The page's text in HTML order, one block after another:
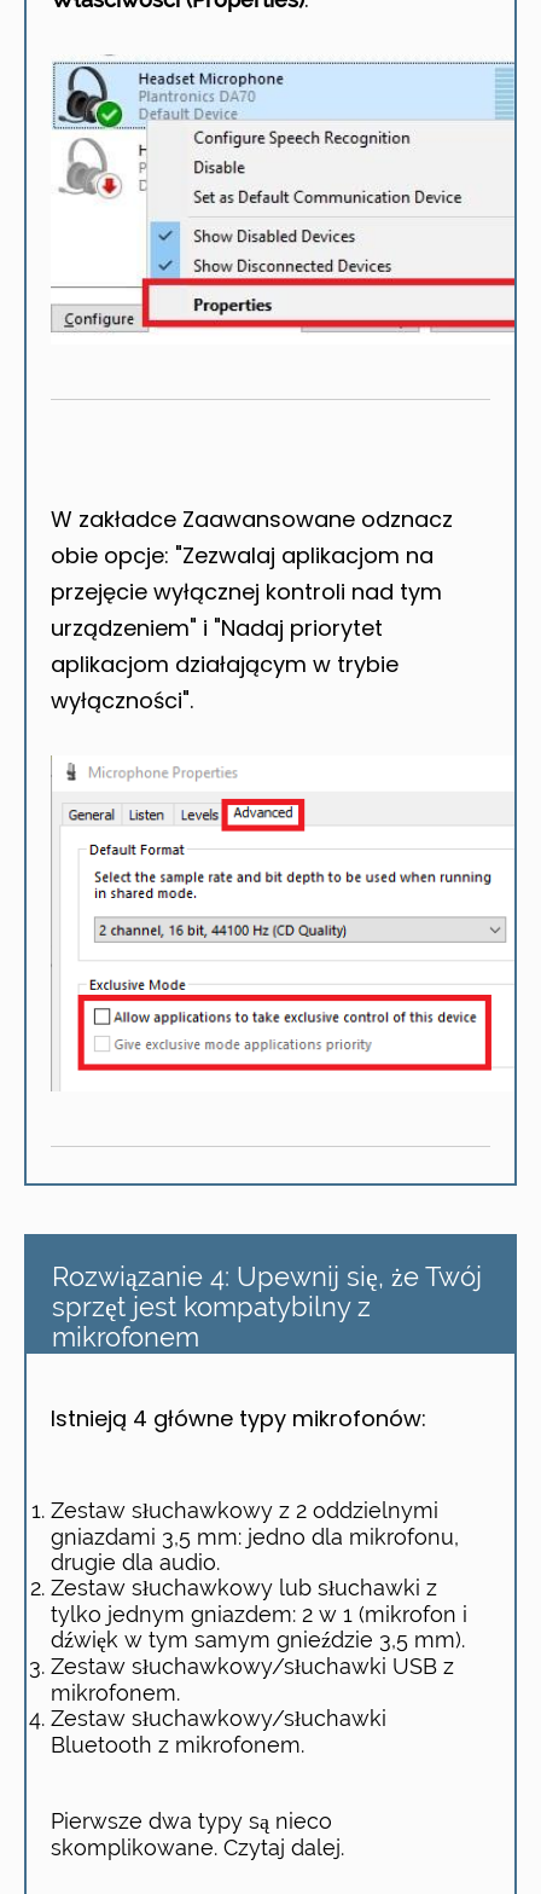
W zakładce Zaawansowane odznacz
obie opcje: "Zezwalaj aplikacjom na
przejęcie wyłącznej kontroli nad tym
urządzeniem" i "Nadaj priorytet
aplikacjom działającym w trybie
wyłączności".
Rozwiązanie 4: Upewnij się, że Twój
sprzęt jest kompatybilny z
mikrofonem
Istnieją 4 główne typy mikrofonów:
Zestaw słuchawkowy z 2 oddzielnymi
gniazdami 3,5 mm: jedno dla mikrofonu,
drugie dla audio.
Zestaw słuchawkowy lub słuchawki z
tylko jednym gniazdem: 2 w 1 (mikrofon i
dźwięk w tym samym gnieździe 3,5 mm).
Zestaw słuchawkowy/słuchawki USB z
mikrofonem.
Zestaw słuchawkowy/słuchawki
Bluetooth z mikrofonem.
Pierwsze dwa typy są nieco
skomplikowane. Czytaj dalej.